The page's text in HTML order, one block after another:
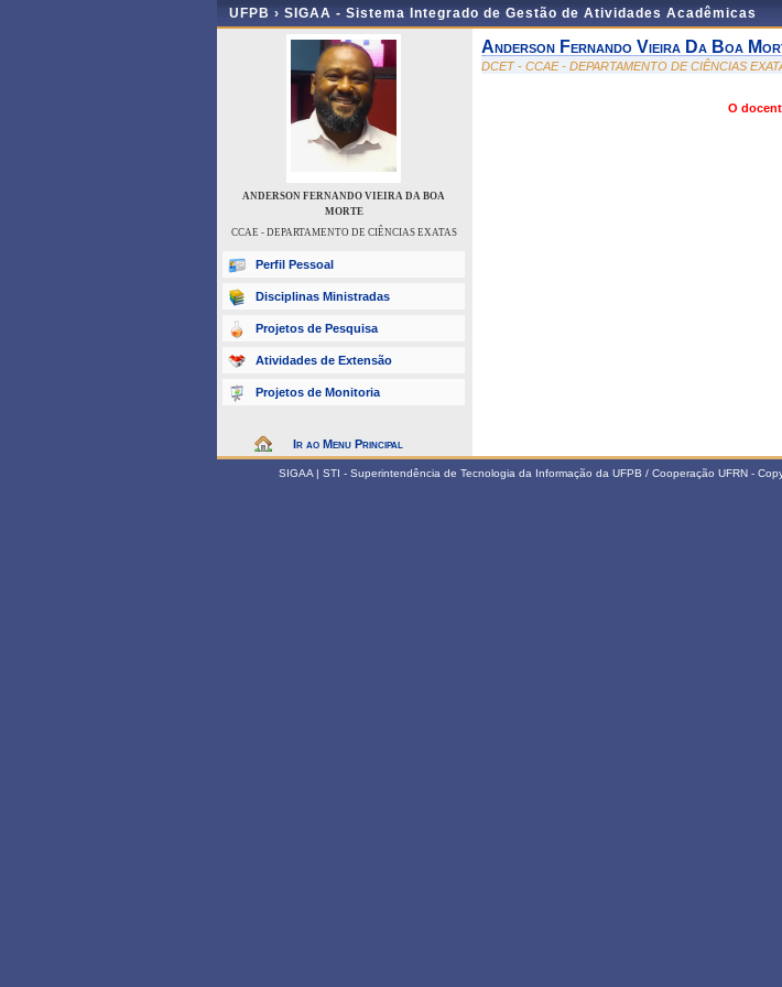
UFPB › SIGAA - Sistema Integrado de Gestão de Atividades Acadêmicas
ANDERSON FERNANDO VIEIRA DA BOA
MORTE
CCAE - DEPARTAMENTO DE CIÊNCIAS EXATAS
Perfil Pessoal
Disciplinas Ministradas
Projetos de Pesquisa
Atividades de Extensão
Projetos de Monitoria
Ir ao Menu Principal
Anderson Fernando Vieira Da Boa
DCET - CCAE - DEPARTAMENTO DE CIÊNCIAS
O
SIGAA | STI - Superintendência de Tecnologia da Informação da UFPB / Cooperação UFRN -